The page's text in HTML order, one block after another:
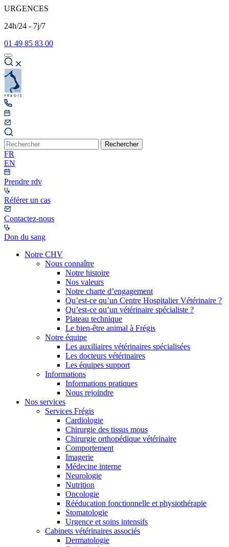
URGENCES
24h/24 - 7j/7
01 49 85 83 00
Rechercher
FR
EN
Prendre rdv
Référer un cas
Contactez-nous
Don du sang
Notre CHV
Nous connaître
Notre histoire
Nos valeurs
Notre charte d’engagement
Qu’est-ce qu’un Centre Hospitalier Vétérinaire ?
Qu’est-ce qu’un vétérinaire spécialiste ?
Plateau technique
Le bien-être animal à Frégis
Notre équipe
Les auxiliaires vétérinaires spécialisées
Les docteurs vétérinaires
Les équipes support
Informations
Informations pratiques
Nous rejoindre
Nos services
Services Frégis
Cardiologie
Chirurgie des tissus mous
Chirurgie orthopédique vétérinaire
Comportement
Imagerie
Médecine interne
Neurologie
Nutrition
Oncologie
Rééducation fonctionnelle et physiothérapie
Stomatologie
Urgence et soins intensifs
Cabinets vétérinaires associés
Dermatologie